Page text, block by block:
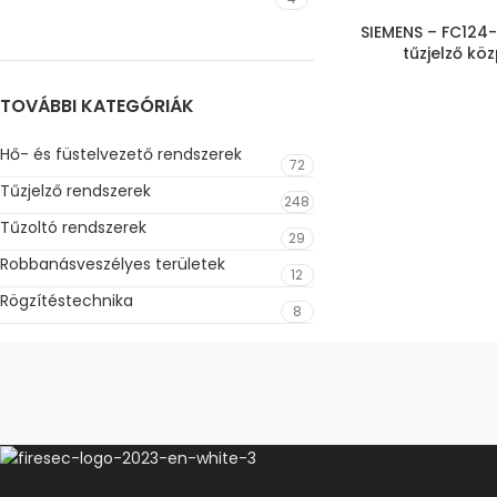
TOVÁBBI KATEGÓRIÁK
Hő- és füstelvezető rendszerek 72
Tűzjelző rendszerek 248
Tűzoltó rendszerek 29
Robbanásveszélyes területek 12
Rögzítéstechnika 8
SIEMENS –
tűzjelző